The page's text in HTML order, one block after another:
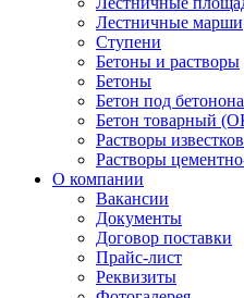
Лестничные марши
Ступени
Бетоны и растворы
Бетоны
Бетон под
Бетон товарный
Растворы
Растворы
О компании
Вакансии
Документы
Договор поставки
Прайс-лист
Реквизиты